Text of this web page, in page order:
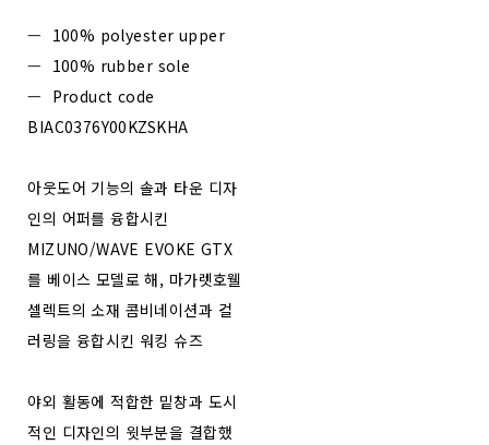
— 100% polyester upper
— 100% rubber sole
— Product code
BIAC0376Y00KZSKHA
아웃도어 기능의 솔과 타운 디자
인의 어퍼를 융합시킨
MIZUNO/WAVE EVOKE GTX
를 베이스 모델로 해, 마가렛호웰
셀렉트의 소재 콤비네이션과 컬
러링을 융합시킨 워킹 슈즈
야외 활동에 적합한 밑창과 도시
적인 디자인의 윗부분을 결합했